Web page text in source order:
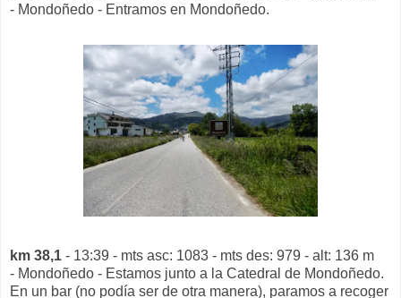
- Mondoñedo - Entramos en Mondoñedo.
km 38,1 - 13:39 - mts asc: 1083 - mts des: 979 - alt: 136 m
- Mondoñedo - Estamos junto a la Catedral de Mondoñedo.
En un bar (no podía ser de otra manera), paramos a recoger